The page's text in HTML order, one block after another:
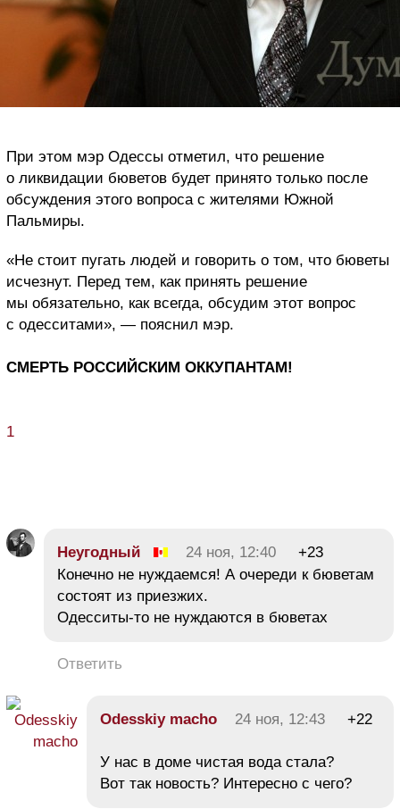
При этом мэр Одессы отметил, что решение
о ликвидации бюветов будет принято только после
обсуждения этого вопроса с жителями Южной
Пальмиры.
«Не стоит пугать людей и говорить о том, что бюветы
исчезнут. Перед тем, как принять решение
мы обязательно, как всегда, обсудим этот вопрос
с одесситами», — пояснил мэр.
СМЕРТЬ РОССИЙСКИМ ОККУПАНТАМ!
1
Неугодный 24 ноя, 12:40
+23
Конечно не нуждаемся! А очереди к бюветам
состоят из приезжих.
Одесситы-то не нуждаются в бюветах
Ответить
Odesskiy macho 24 ноя, 12:43 +22
У нас в доме чистая вода стала?
Вот так новость? Интересно с чего?